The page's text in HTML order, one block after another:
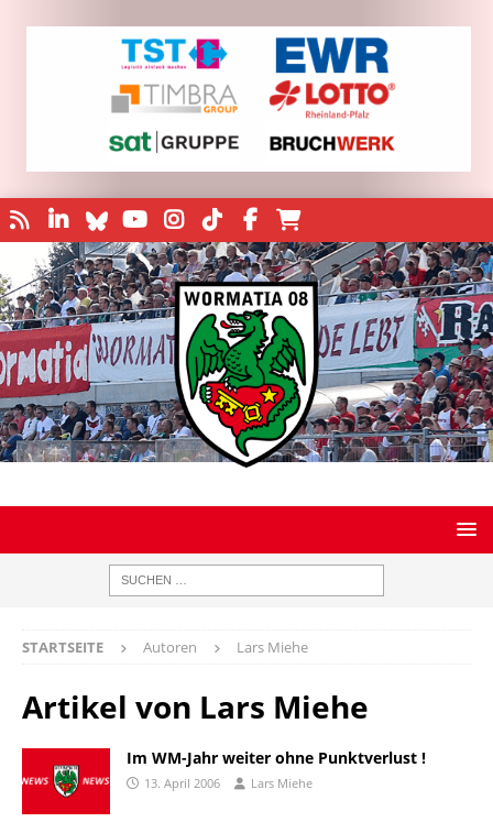
STARTSEITE Autoren Lars Miehe
Artikel von Lars Miehe
Im WM-Jahr weiter ohne Punktverlust !
13. April 2006 Lars Miehe